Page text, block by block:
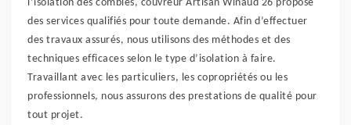
l’isolation des combles, couvreur Artisan Winaud 26 propose
des services qualifiés pour toute demande. Afin d’effectuer
des travaux assurés, nous utilisons des méthodes et des
techniques efficaces selon le type d’isolation à faire.
Travaillant avec les particuliers, les copropriétés ou les
professionnels, nous assurons des prestations de qualité pour
tout projet.